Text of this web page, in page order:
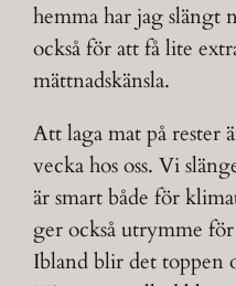
hemma har jag slängt
också för att få lite
mättnadskänsla.
Att laga mat på rester
vecka hos oss. Vi
är smart både för
ger också utrymme
Ibland blir det toppen